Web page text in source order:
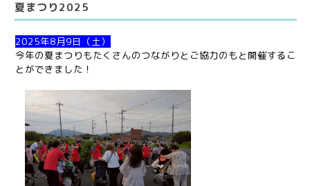
夏まつり2025
2025年8月9日（土）
今年の夏まつりもたくさんのつながりとご協力のもと開催するこ
とができました！